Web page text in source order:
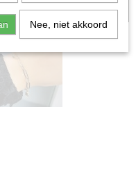
contact met u op.
Nee, niet akkoord